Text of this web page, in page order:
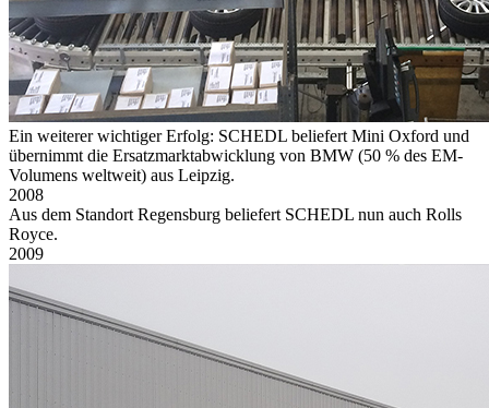
Ein weiterer wichtiger Erfolg: SCHEDL beliefert Mini Oxford und
übernimmt die Ersatzmarktabwicklung von BMW (50 % des EM-
Volumens weltweit) aus Leipzig.
2008
Aus dem Standort Regensburg beliefert SCHEDL nun auch Rolls
Royce.
2009